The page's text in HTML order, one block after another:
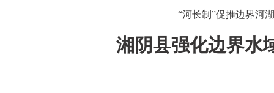
“河长制”促推边界河
湘阴县强化边界水